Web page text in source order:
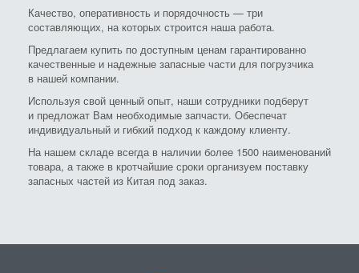
Качество, оперативность и порядочность — три
составляющих, на которых строится наша работа.
Предлагаем купить по доступным ценам гарантированно
качественные и надежные запасные части для погрузчика
в нашей компании.
Используя свой ценный опыт, наши сотрудники подберут
и предложат Вам необходимые запчасти. Обеспечат
индивидуальный и гибкий подход к каждому клиенту.
На нашем складе всегда в наличии более 1500 наименований
товара, а также в кротчайшие сроки организуем поставку
запасных частей из Китая под заказ.